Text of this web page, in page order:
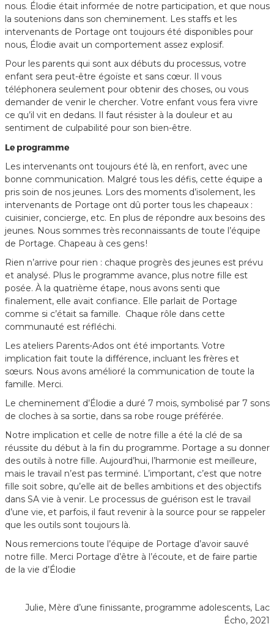
nous. Élodie était informée de notre participation, et que nous
la soutenions dans son cheminement. Les staffs et les
intervenants de Portage ont toujours été disponibles pour
nous, Élodie avait un comportement assez explosif.
Pour les parents qui sont aux débuts du processus, votre
enfant sera peut-être égoïste et sans cœur. Il vous
téléphonera seulement pour obtenir des choses, ou vous
demander de venir le chercher. Votre enfant vous fera vivre
ce qu’il vit en dedans. Il faut résister à la douleur et au
sentiment de culpabilité pour son bien-être.
Le programme
Les intervenants ont toujours été là, en renfort, avec une
bonne communication. Malgré tous les défis, cette équipe a
pris soin de nos jeunes. Lors des moments d’isolement, les
intervenants de Portage ont dû porter tous les chapeaux :
cuisinier, concierge, etc. En plus de répondre aux besoins des
jeunes. Nous sommes très reconnaissants de toute l’équipe
de Portage. Chapeau à ces gens !
Rien n’arrive pour rien : chaque progrès des jeunes est prévu
et analysé. Plus le programme avance, plus notre fille est
posée. À la quatrième étape, nous avons senti que
finalement, elle avait confiance. Elle parlait de Portage
comme si c’était sa famille. Chaque rôle dans cette
communauté est réfléchi.
Les ateliers Parents-Ados ont été importants. Votre
implication fait toute la différence, incluant les frères et
sœurs. Nous avons amélioré la communication de toute la
famille. Merci.
Le cheminement d’Élodie a duré 7 mois, symbolisé par 7 sons
de cloches à sa sortie, dans sa robe rouge préférée.
Notre implication et celle de notre fille a été la clé de sa
réussite du début à la fin du programme. Portage a su donner
des outils à notre fille. Aujourd’hui, l’harmonie est meilleure,
mais le travail n’est pas terminé. L’important, c’est que notre
fille soit sobre, qu’elle ait de belles ambitions et des objectifs
dans SA vie à venir. Le processus de guérison est le travail
d’une vie, et parfois, il faut revenir à la source pour se rappeler
que les outils sont toujours là.
Nous remercions toute l’équipe de Portage d’avoir sauvé
notre fille. Merci Portage d’être à l’écoute, et de faire partie
de la vie d’Élodie
Julie, Mère d’une finissante, programme adolescents, Lac
Écho, 2021